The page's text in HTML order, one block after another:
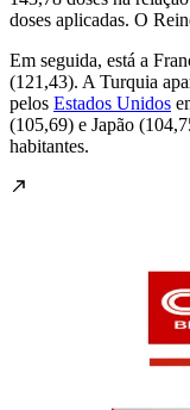
doses aplicadas. O
Em seguida, está a
(121,43). A Turquia
pelos Estados Unidos
(105,69) e Japão
habitantes.